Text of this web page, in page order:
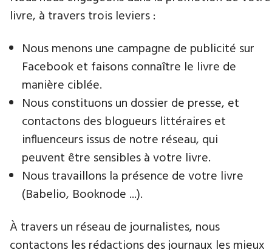
livre, à travers trois leviers :
Nous menons une campagne de publicité sur
Facebook et faisons connaître le livre de
manière ciblée.
Nous constituons un dossier de presse, et
contactons des blogueurs littéraires et
influenceurs issus de notre réseau, qui
peuvent être sensibles à votre livre.
Nous travaillons la présence de votre livre
(Babelio, Booknode ...).
À travers un réseau de journalistes, nous
contactons les rédactions des journaux les mieux